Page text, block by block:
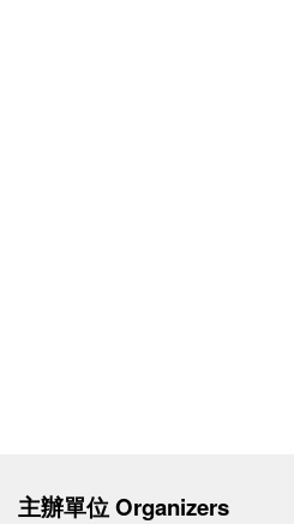
主辦單位 Organizers